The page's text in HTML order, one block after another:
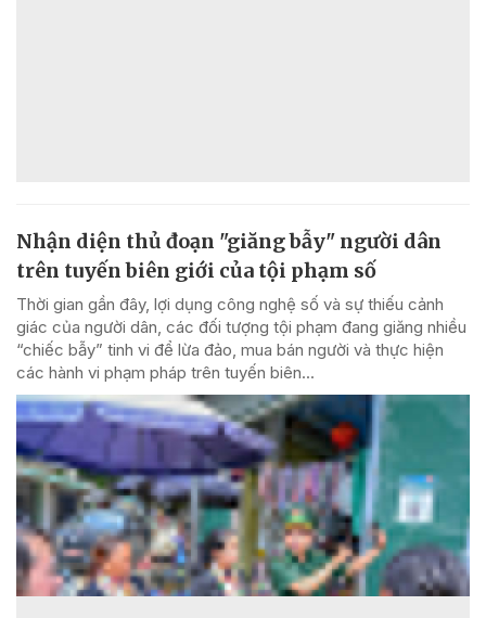
Nhận diện thủ đoạn "giăng bẫy" người dân
trên tuyến biên giới của tội phạm số
Thời gian gần đây, lợi dụng công nghệ số và sự thiếu cảnh
giác của người dân, các đối tượng tội phạm đang giăng nhiều
“chiếc bẫy” tinh vi để lừa đảo, mua bán người và thực hiện
các hành vi phạm pháp trên tuyến biên...